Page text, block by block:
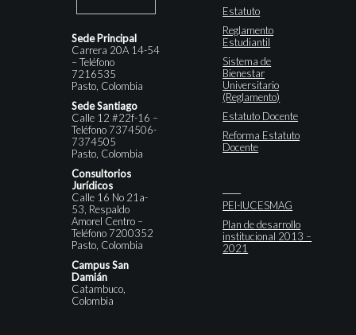
Sede Principal
Carrera 20A 14-54
– Teléfono
7216535
Pasto, Colombia
Sede Santiago
Calle 12 #22f-16 –
Teléfono 7374506-
7374505
Pasto, Colombia
Consultorios
Jurídicos
Calle 16 No 21a-
53, Respaldo
Amorel Centro –
Teléfono 7200352
Pasto, Colombia
Campus San
Damián
Catambuco,
Colombia
Estatuto
Reglamento
Estudiantil
Sistema de
Bienestar
Universitario
(Reglamento)
Estatuto Docente
Reforma Estatuto
Docente
PEI-IUCESMAG
Plan de desarrollo
institucional 2013 –
2021